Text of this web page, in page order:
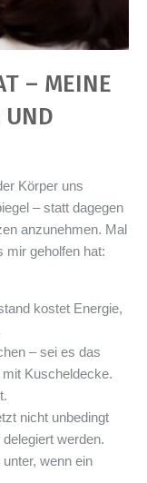
– MEINE
UND
Körper uns
– statt dagegen
anzunehmen. Mal
mir geholfen hat:
kostet Energie,
– sei es das
Kuscheldecke.
nicht unbedingt
werden.
wenn ein